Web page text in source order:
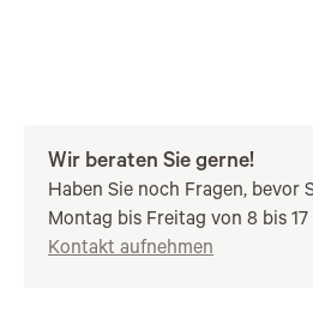
Wir beraten Sie gerne!
Haben Sie noch Fragen, bevor
Montag bis Freitag von 8 bis
Kontakt aufnehmen